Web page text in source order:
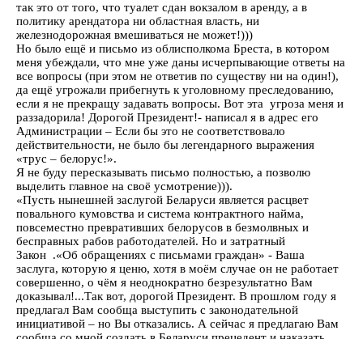
так это от того, что туалет сдан вокзалом в аренду, а в
политику арендатора ни областная власть, ни
железнодорожная вмешиваться не может!)))
Но было ещё и письмо из облисполкома Бреста, в котором
меня убеждали, что мне уже даны исчерпывающие ответы на
все вопросы (при этом не ответив по существу ни на один!),
да ещё угрожали прибегнуть к уголовному преследованию,
если я не прекращу задавать вопросы. Вот эта угроза меня и
раззадорила! Дорогой Президент!- написал я в адрес его
Администрации – Если бы это не соответствовало
действительности, не было бы легендарного выражения
«трус – белорус!».
Я не буду пересказывать письмо полностью, а позволю
выделить главное на своё усмотрение))).
«Пусть нынешней заслугой Беларуси является расцвет
повального кумовства и система контрактного найма,
повсеместно превративших белорусов в безмолвных и
бесправных рабов работодателей. Но и затратный
Закон .«Об обращениях с письмами граждан» - Ваша
заслуга, которую я ценю, хотя в моём случае он не работает
совершенно, о чём я неоднократно безрезультатно Вам
доказывал!...Так вот, дорогой Президент. В прошлом году я
предлагал Вам сообща выступить с законодательной
инициативой – но Вы отказались. А сейчас я предлагаю Вам